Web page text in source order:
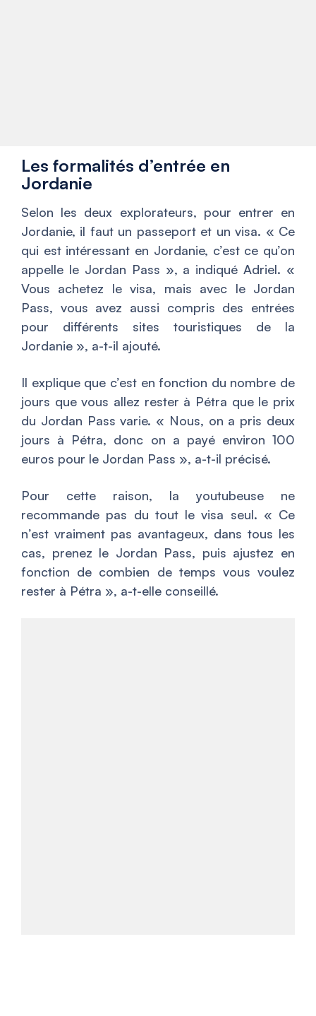
Les formalités d’entrée en
Jordanie
Selon les deux explorateurs, pour entrer en
Jordanie, il faut un passeport et un visa. « Ce
qui est intéressant en Jordanie, c’est ce qu’on
appelle le Jordan Pass », a indiqué Adriel. «
Vous achetez le visa, mais avec le Jordan
Pass, vous avez aussi compris des entrées
pour différents sites touristiques de la
Jordanie », a-t-il ajouté.
Il explique que c’est en fonction du nombre de
jours que vous allez rester à Pétra que le prix
du Jordan Pass varie. « Nous, on a pris deux
jours à Pétra, donc on a payé environ 100
euros pour le Jordan Pass », a-t-il précisé.
Pour cette raison, la youtubeuse ne
recommande pas du tout le visa seul. « Ce
n’est vraiment pas avantageux, dans tous les
cas, prenez le Jordan Pass, puis ajustez en
fonction de combien de temps vous voulez
rester à Pétra », a-t-elle conseillé.